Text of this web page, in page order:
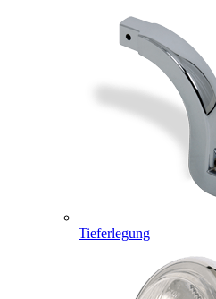
Tieferlegung